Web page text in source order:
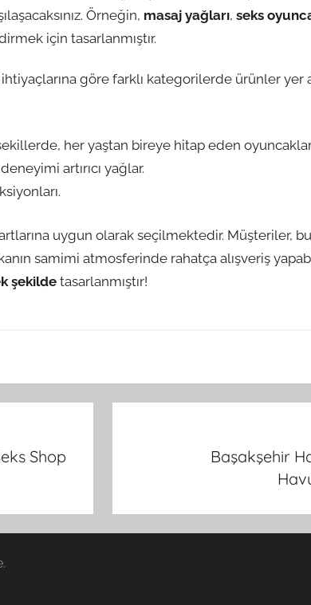
Örneğin, masaj yağları, seks
için tasarlanmıştır.
göre farklı kategorilerde ürünler yer
her yaştan bireye hitap eden
artırıcı yağlar.
uygun olarak seçilmektedir. Müşteriler,
samimi atmosferinde rahatça alışveriş
şekilde tasarlanmıştır!
Shop
Başakşehir